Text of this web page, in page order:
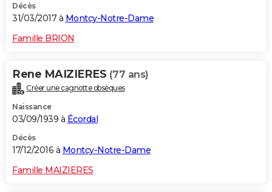
Décès
31/03/2017 à Montcy-Notre-Dame
Famille BRION
Rene MAIZIERES (77 ans)
Créer une cagnotte obsèques
Naissance
03/09/1939 à Écordal
Décès
17/12/2016 à Montcy-Notre-Dame
Famille MAIZIERES